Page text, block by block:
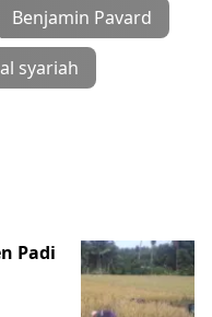
Benjamin Pavard
syariah
Padi